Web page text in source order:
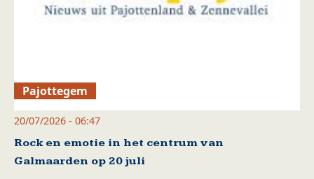
Pajottegem
20/07/2026 - 06:47
Rock en emotie in het centrum van
Galmaarden op 20 juli